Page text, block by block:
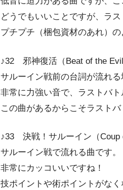
どうでもいいことですが、ラ
プチプチ（梱包資材のあれ）
♪32 邪神復活（Beat of the Evil
サルーイン戦前の台詞が流れる
非常に力強い音で、ラストバト
この曲があるからこそラスト
♪33 決戦！サルーイン（Coup
サルーイン戦で流れる曲です。
非常にカッコいいですね！
技ポイントや術ポイントがな